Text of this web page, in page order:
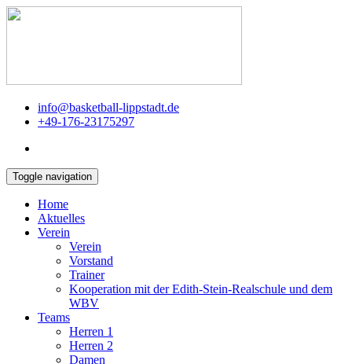
info@basketball-lippstadt.de
+49-176-23175297
Toggle navigation
Home
Aktuelles
Verein
Verein
Vorstand
Trainer
Kooperation mit der Edith-Stein-Realschule und dem
WBV
Teams
Herren 1
Herren 2
Damen